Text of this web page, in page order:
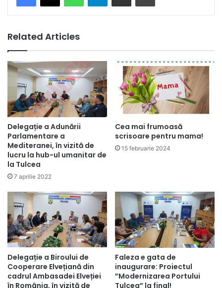
Related Articles
Delegație a Adunării
Parlamentare a
Mediteranei, în vizită de
lucru la hub-ul umanitar de
la Tulcea
7 aprilie 2022
Cea mai frumoasă
scrisoare pentru mama!
15 februarie 2024
Delegație a Biroului de
Cooperare Elvețiană din
cadrul Ambasadei Elveției
în România, în vizită de
Faleza e gata de
inaugurare: Proiectul
”Modernizarea Portului
Tulcea” la final!